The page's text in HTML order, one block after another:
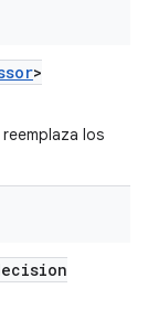
>
reemplaza los